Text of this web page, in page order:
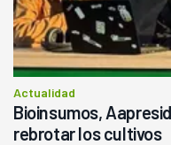
Actualidad
Bioinsumos,
rebrotar los cultivos